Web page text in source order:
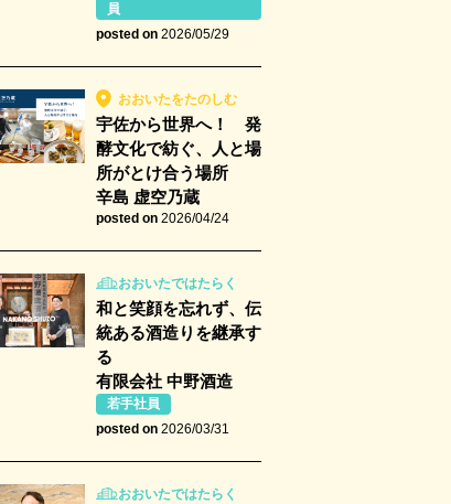
員
posted on 2026/05/29
おおいたをたのしむ
宇佐から世界へ！ 発
酵文化で紡ぐ、人と場
所がとけ合う場所
辛島 虚空乃蔵
posted on 2026/04/24
おおいたではたらく
和と笑顔を忘れず、伝
統ある酒造りを継承す
る
有限会社 中野酒造
若手社員
posted on 2026/03/31
おおいたではたらく